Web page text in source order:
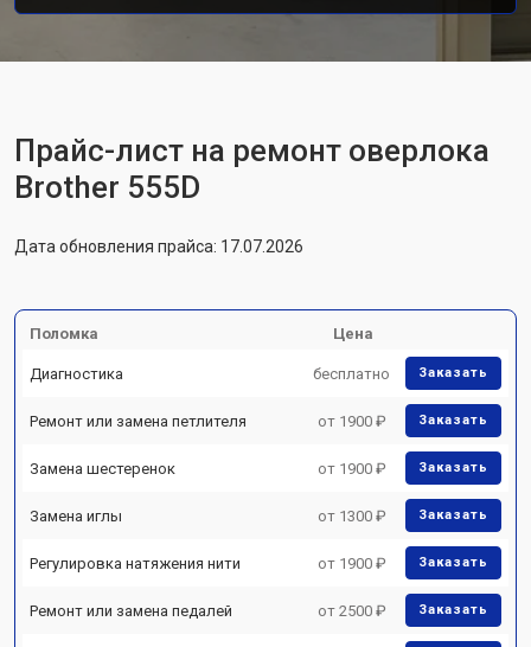
Прайс-лист на ремонт оверлока
Brother 555D
Дата обновления прайса: 17.07.2026
Поломка Цена
Диагностика бесплатно Заказать
Ремонт или замена петлителя от 1900 ₽ Заказать
Замена шестеренок от 1900 ₽ Заказать
Замена иглы от 1300 ₽ Заказать
Регулировка натяжения нити от 1900 ₽ Заказать
Ремонт или замена педалей от 2500 ₽ Заказать